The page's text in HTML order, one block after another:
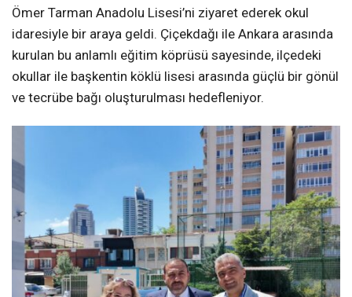
Ömer Tarman Anadolu Lisesi’ni ziyaret ederek okul
idaresiyle bir araya geldi. Çiçekdağı ile Ankara arasında
kurulan bu anlamlı eğitim köprüsü sayesinde, ilçedeki
okullar ile başkentin köklü lisesi arasında güçlü bir gönül
ve tecrübe bağı oluşturulması hedefleniyor.